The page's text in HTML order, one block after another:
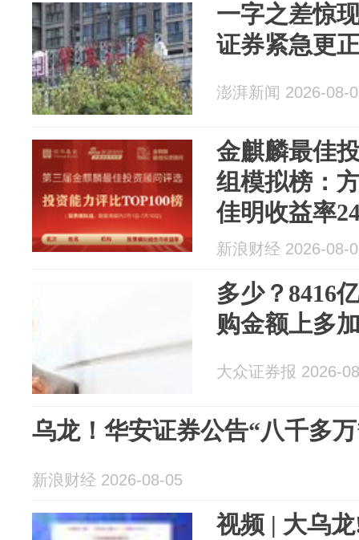
一字之差惊
证券紧急更
澎湃新闻 2026-08-
金麒麟最佳
组模拟榜：
佳明收益率
(附TOP100
新浪财经 2026-08-
多少？8416
购金额上多
大众证券报 2026-
乌龙！华安证券公告“八千多
新浪财经 2026-08-05
视频 | 大乌